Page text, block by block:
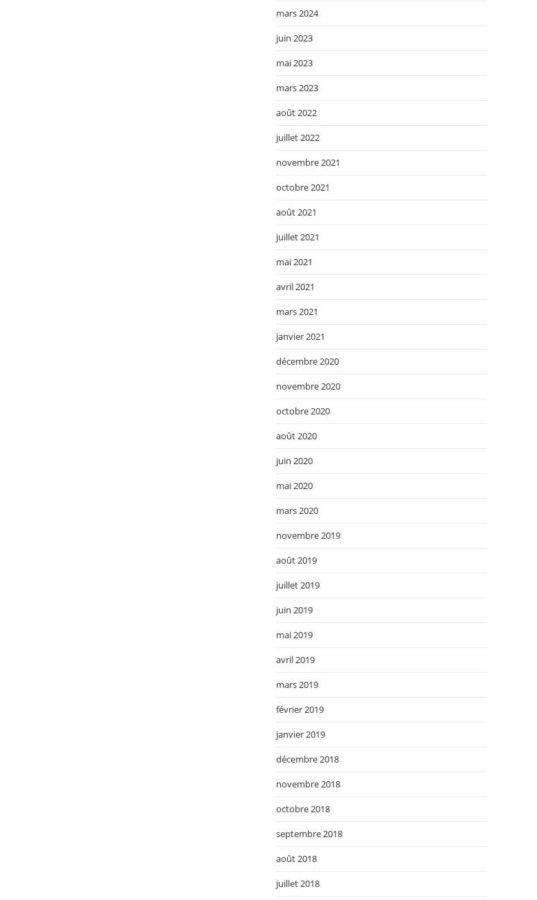
mars 2024
juin 2023
mai 2023
mars 2023
août 2022
juillet 2022
novembre 2021
octobre 2021
août 2021
juillet 2021
mai 2021
avril 2021
mars 2021
janvier 2021
décembre 2020
novembre 2020
octobre 2020
août 2020
juin 2020
mai 2020
mars 2020
novembre 2019
août 2019
juillet 2019
juin 2019
mai 2019
avril 2019
mars 2019
février 2019
janvier 2019
décembre 2018
novembre 2018
octobre 2018
septembre 2018
août 2018
juillet 2018